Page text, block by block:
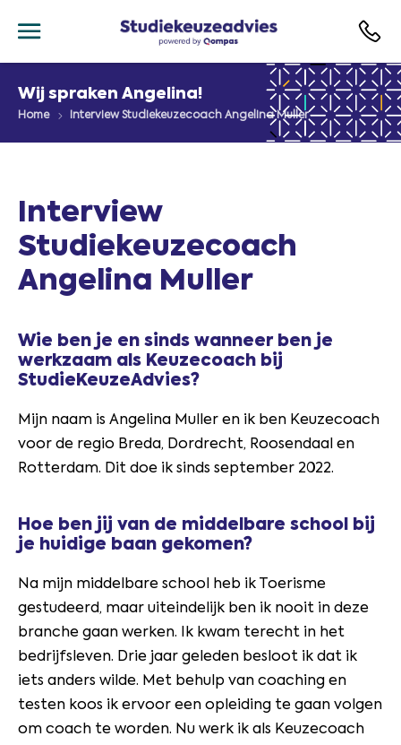
Wij spraken Angelina!
Home Interview Studiekeuzecoach Angelina Muller
Interview
Studiekeuzecoach
Angelina Muller
Wie ben je en sinds wanneer ben je
werkzaam als Keuzecoach bij
StudieKeuzeAdvies?
Mijn naam is Angelina Muller en ik ben Keuzecoach
voor de regio Breda, Dordrecht, Roosendaal en
Rotterdam. Dit doe ik sinds september 2022.
Hoe ben jij van de middelbare school bij
je huidige baan gekomen?
Na mijn middelbare school heb ik Toerisme
gestudeerd, maar uiteindelijk ben ik nooit in deze
branche gaan werken. Ik kwam terecht in het
bedrijfsleven. Drie jaar geleden besloot ik dat ik
iets anders wilde. Met behulp van coaching en
testen koos ik ervoor een opleiding te gaan volgen
om coach te worden. Nu werk ik als Keuzecoach